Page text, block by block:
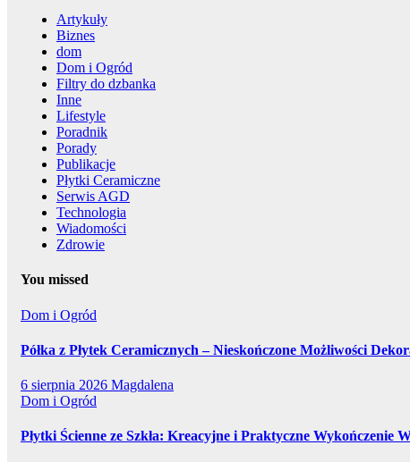
Artykuły
Biznes
dom
Dom i Ogród
Filtry do dzbanka
Inne
Lifestyle
Poradnik
Porady
Publikacje
Płytki Ceramiczne
Serwis AGD
Technologia
Wiadomości
Zdrowie
You missed
Dom i Ogród
Półka z Płytek Ceramicznych – Nieskończone Możliwości
6 sierpnia 2026 Magdalena
Dom i Ogród
Płytki Ścienne ze Szkła: Kreacyjne i Praktyczne Wykończenie